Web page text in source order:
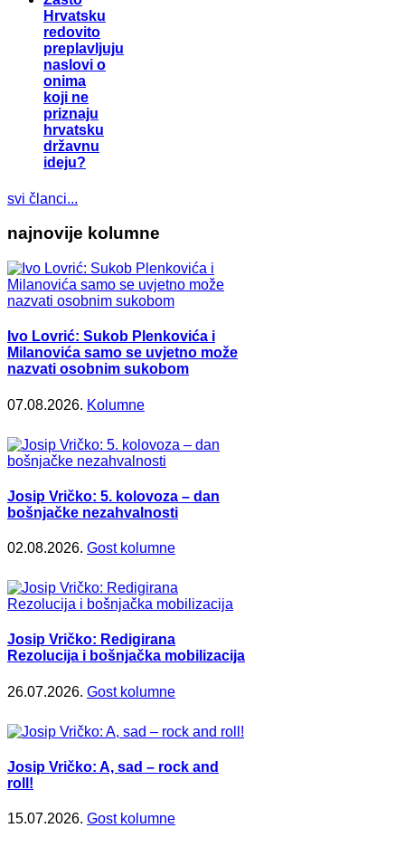
Hrvatsku
redovito
preplavljuju
naslovi o
onima
koji ne
priznaju
hrvatsku
državnu
ideju?
svi članci...
najnovije kolumne
Ivo Lovrić: Sukob Plenkovića i
Milanovića samo se uvjetno može
nazvati osobnim sukobom
07.08.2026. Kolumne
Josip Vričko: 5. kolovoza – dan
bošnjačke nezahvalnosti
02.08.2026. Gost kolumne
Josip Vričko: Redigirana
Rezolucija i bošnjačka mobilizacija
26.07.2026. Gost kolumne
Josip Vričko: A, sad – rock and
roll!
15.07.2026. Gost kolumne